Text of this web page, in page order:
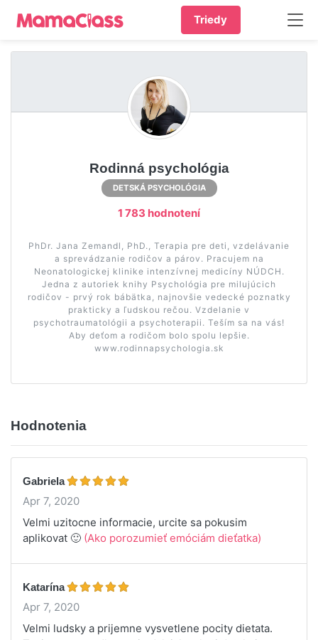
Triedy
Rodinná psychológia
DETSKÁ PSYCHOLÓGIA
1 783 hodnotení
PhDr. Jana Zemandl, PhD., Terapia pre deti, vzdelávanie
a sprevádzanie rodičov a párov. Pracujem na
Neonatologickej klinike intenzívnej medicíny NÚDCH.
Jedna z autoriek knihy Psychológia pre milujúcich
rodičov - prvý rok bábätka, najnovšie vedecké poznatky
prakticky a ľudskou rečou. Vzdelanie v
psychotraumatológii a psychoterapii. Teším sa na vás!
Aby deťom a rodičom bolo spolu lepšie.
www.rodinnapsychologia.sk
Hodnotenia
Gabriela
Apr 7, 2020
Velmi uzitocne informacie, urcite sa pokusim
aplikovat 🙂 (Ako porozumieť emóciám dieťatka)
Katarína
Apr 7, 2020
Velmi ludsky a prijemne vysvetlene pocity dietata.